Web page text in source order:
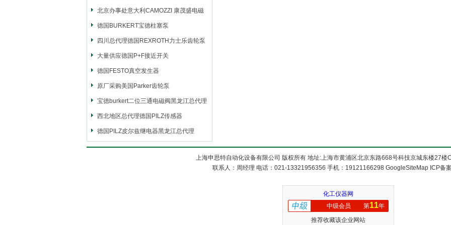
北京办事处意大利CAMOZZI 康茂盛电磁
阀
德国BURKERT宝德柱塞泵
四川总代理德国REXROTH力士乐齿轮泵
大量供应德国P+F接近开关
德国FESTO真空发生器
原厂采购美国Parker齿轮泵
宝德burkert二位三通电磁阀黑龙江总代理
西北地区总代理德国PILZ传感器
德国PILZ皮尔兹继电器黑龙江总代理
上海申思特自动化设备有限公司 版权所有 地址:上海市黄浦区北京东路668号科技京城东楼27楼
联系人：周经理 电话：021-13321956356 手机：19121166298 GoogleSiteMap ICP备
化工仪器网
中级会员
第11年
推荐收藏该企业网站